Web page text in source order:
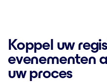
Koppel uw
evenementen
uw proces